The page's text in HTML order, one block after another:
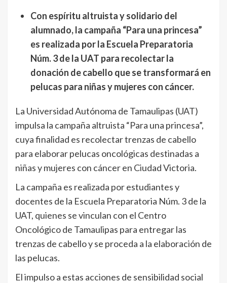
Con espíritu altruista y solidario del
alumnado, la campaña “Para una princesa”
es realizada por la Escuela Preparatoria
Núm. 3 de la UAT para recolectar la
donación de cabello que se transformará en
pelucas para niñas y mujeres con cáncer.
La Universidad Autónoma de Tamaulipas (UAT)
impulsa la campaña altruista “Para una princesa”,
cuya finalidad es recolectar trenzas de cabello
para elaborar pelucas oncológicas destinadas a
niñas y mujeres con cáncer en Ciudad Victoria.
La campaña es realizada por estudiantes y
docentes de la Escuela Preparatoria Núm. 3 de la
UAT, quienes se vinculan con el Centro
Oncológico de Tamaulipas para entregar las
trenzas de cabello y se proceda a la elaboración de
las pelucas.
El impulso a estas acciones de sensibilidad social